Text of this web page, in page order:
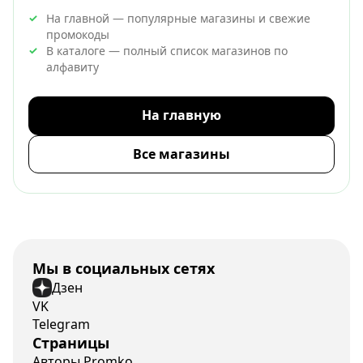
На главной — популярные магазины и свежие
промокоды
В каталоге — полный список магазинов по
алфавиту
На главную
Все магазины
Мы в социальных сетях
Дзен
VK
Telegram
Страницы